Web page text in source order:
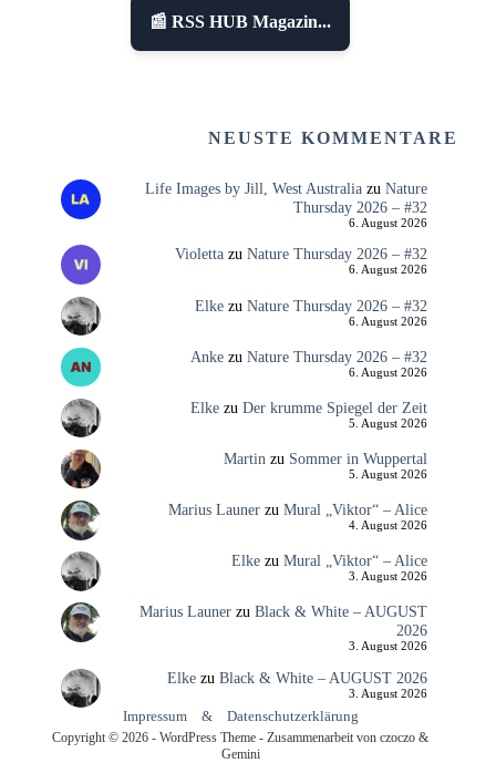
📰 RSS HUB Magazin...
NEUSTE KOMMENTARE
Life Images by Jill, West Australiazu Nature
Thursday 2026 – #32
6. August 2026
Violettazu Nature Thursday 2026 – #32
6. August 2026
Elkezu Nature Thursday 2026 – #32
6. August 2026
Ankezu Nature Thursday 2026 – #32
6. August 2026
Elkezu Der krumme Spiegel der Zeit
5. August 2026
Martin zu Sommer in Wuppertal
5. August 2026
Marius Launerzu Mural „Viktor“ – Alice
4. August 2026
Elkezu Mural „Viktor“ – Alice
3. August 2026
Marius Launerzu Black & White – AUGUST
2026
3. August 2026
Elkezu Black & White – AUGUST 2026
3. August 2026
Impressum & Datenschutzerklärung
Copyright © 2026 - WordPress Theme - Zusammenarbeit von czoczo &
Gemini